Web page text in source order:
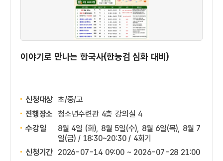
이야기로 만나는 한국사(한능검 심화 대비)
신청대상 초/중/고
진행장소 청소년수련관 4층 강의실 4
수강일
8월 4일 (화), 8월 5일(수), 8월 6일(목), 8월 7
일(금) / 18:30~20:30 / 4회기
신청기간 2026-07-14 09:00 ~ 2026-07-28 21:00